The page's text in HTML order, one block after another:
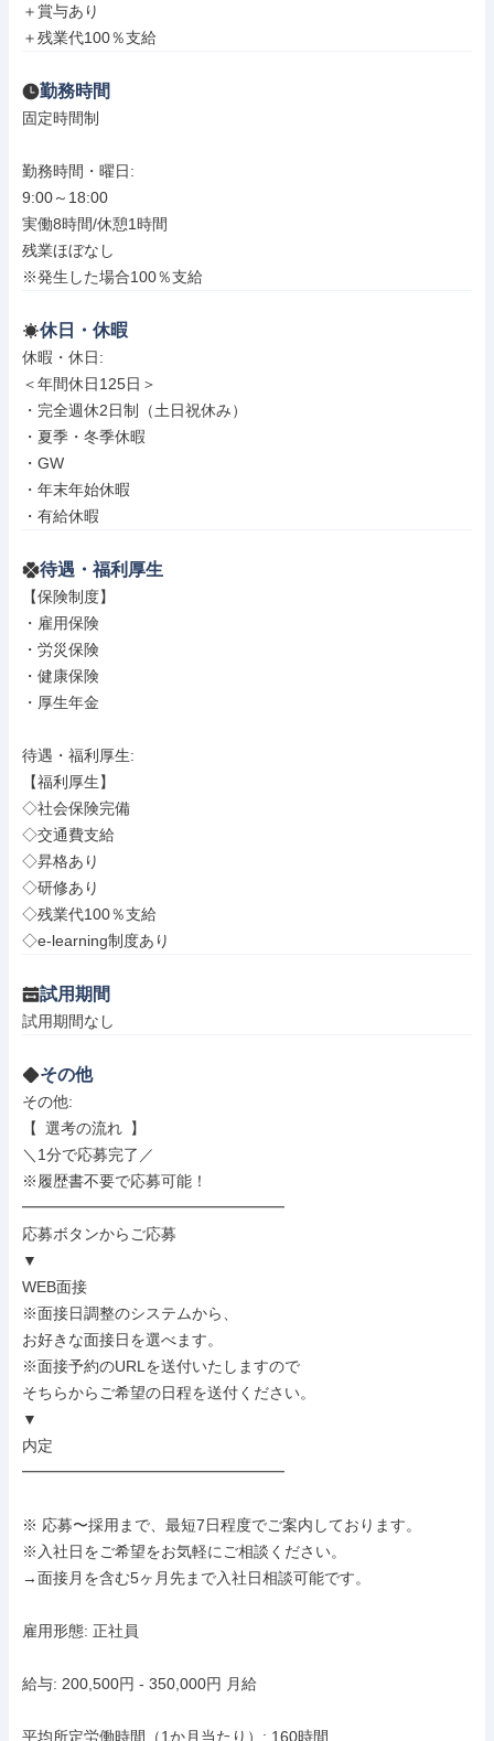
＋賞与あり
＋残業代100％支給
勤務時間
固定時間制
勤務時間・曜日:
9:00～18:00
実働8時間/休憩1時間
残業ほぼなし
※発生した場合100％支給
休日・休暇
休暇・休日:
＜年間休日125日＞
・完全週休2日制（土日祝休み）
・夏季・冬季休暇
・GW
・年末年始休暇
・有給休暇
待遇・福利厚生
【保険制度】
・雇用保険
・労災保険
・健康保険
・厚生年金
待遇・福利厚生:
【福利厚生】
◇社会保険完備
◇交通費支給
◇昇格あり
◇研修あり
◇残業代100％支給
◇e-learning制度あり
試用期間
試用期間なし
その他
その他:
【 選考の流れ 】
＼1分で応募完了／
※履歴書不要で応募可能！
━━━━━━━━━━━━━━━━━
応募ボタンからご応募
▼
WEB面接
※面接日調整のシステムから、
お好きな面接日を選べます。
※面接予約のURLを送付いたしますので
そちらからご希望の日程を送付ください。
▼
内定
━━━━━━━━━━━━━━━━━
※ 応募〜採用まで、最短7日程度でご案内しております。
※入社日をご希望をお気軽にご相談ください。
→面接月を含む5ヶ月先まで入社日相談可能です。
雇用形態: 正社員
給与: 200,500円 - 350,000円 月給
平均所定労働時間（1か月当たり）: 160時間